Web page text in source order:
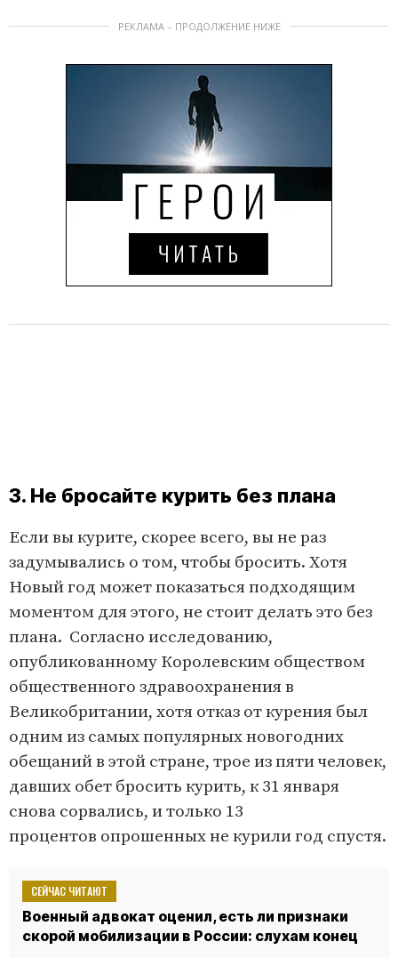
РЕКЛАМА – ПРОДОЛЖЕНИЕ НИЖЕ
3. Не бросайте курить без плана
Если вы курите, скорее всего, вы не раз
задумывались о том, чтобы бросить. Хотя
Новый год может показаться подходящим
моментом для этого, не стоит делать это без
плана. Согласно исследованию,
опубликованному Королевским обществом
общественного здравоохранения в
Великобритании, хотя отказ от курения был
одним из самых популярных новогодних
обещаний в этой стране, трое из пяти человек,
давших обет бросить курить, к 31 января
снова сорвались, и только 13
процентов опрошенных не курили год спустя.
СЕЙЧАС ЧИТАЮТ
Военный адвокат оценил, есть ли признаки
скорой мобилизации в России: слухам конец